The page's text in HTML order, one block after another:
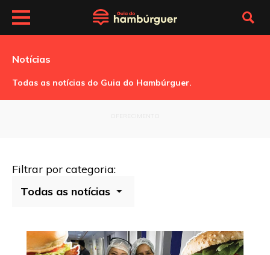
Notícias
Todas as notícias do Guia do Hambúrguer.
Filtrar por categoria: